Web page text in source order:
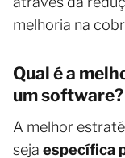
melhoria na
Qual é a
um software?
A melhor
seja específica